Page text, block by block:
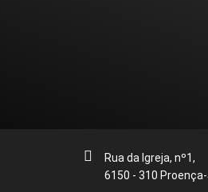
Rua da Igreja, nº1,
6150 - 310